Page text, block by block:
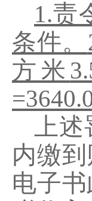
1.责
条件。
方米
=
上述
内缴
电子